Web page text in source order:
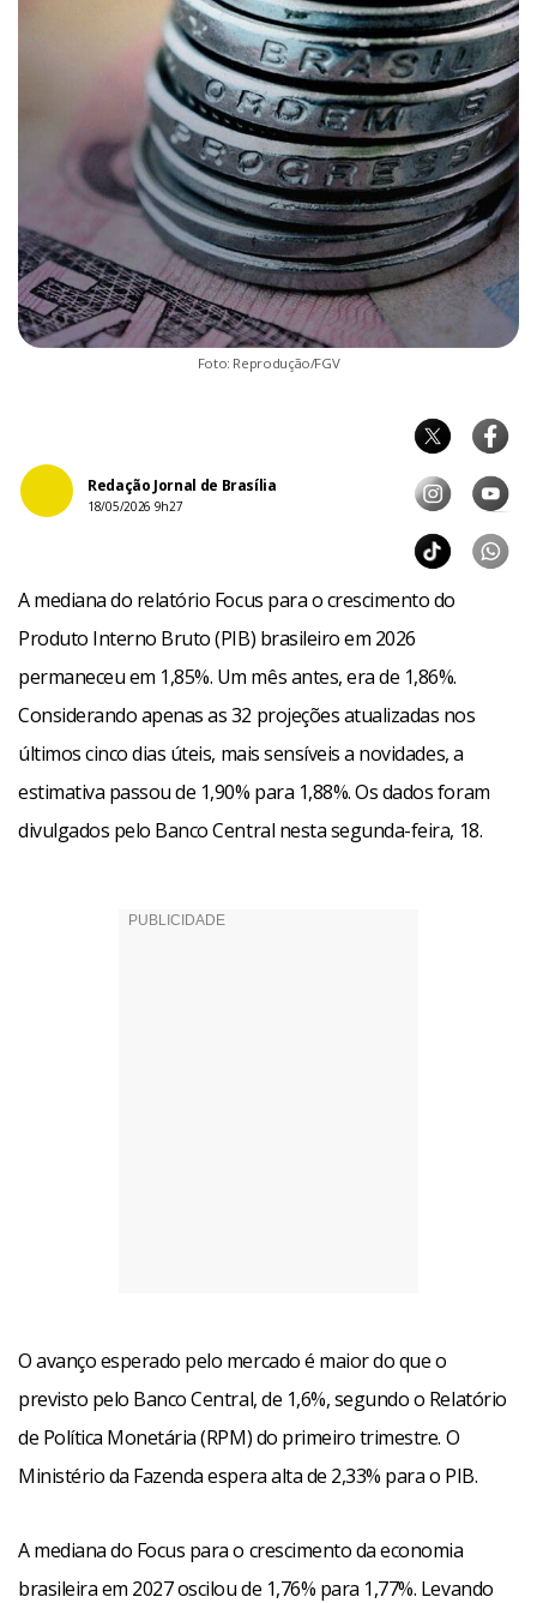
Foto: Reprodução/FGV
Redação Jornal de Brasília
18/05/2026 9h27
A mediana do relatório Focus para o crescimento do
Produto Interno Bruto (PIB) brasileiro em 2026
permaneceu em 1,85%. Um mês antes, era de 1,86%.
Considerando apenas as 32 projeções atualizadas nos
últimos cinco dias úteis, mais sensíveis a novidades, a
estimativa passou de 1,90% para 1,88%. Os dados foram
divulgados pelo Banco Central nesta segunda-feira, 18.
O avanço esperado pelo mercado é maior do que o
previsto pelo Banco Central, de 1,6%, segundo o Relatório
de Política Monetária (RPM) do primeiro trimestre. O
Ministério da Fazenda espera alta de 2,33% para o PIB.
A mediana do Focus para o crescimento da economia
brasileira em 2027 oscilou de 1,76% para 1,77%. Levando